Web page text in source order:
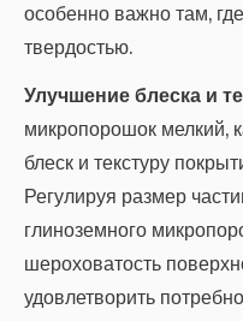
особенно важно там,
твердостью.
Улучшение блеска и
микропорошок мелкий,
блеск и текстуру
Регулируя размер
глиноземного
шероховатость
удовлетворить